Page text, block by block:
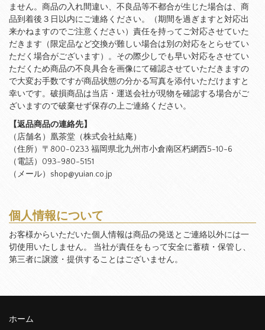
ません。商品の入れ間違い、不良品等不都合が生じた場合は、商
品到着後３日以内にご連絡ください。（期間を過ぎますと対応出
来かねますのでご注意ください）責任を持ってご対応させていた
だきます（限定品など交換が難しい場合は別の対応をとらせてい
ただく場合がございます）。その際少しでも早い対応をさせてい
ただくため商品の不良具合を画像にて確認させていただきますの
で大変お手数ですが商品状態の分かる写真を添付いただけますと
幸いです。破損商品は当店・運送会社が現物を確認する場合がご
ざいますので破棄せず保存の上ご連絡ください。
【返品商品の連絡先】
（店舗名）凰茶堂（株式会社結庵）
（住所）〒800-0233 福岡県北九州市小倉南区朽網西5-10-6
（電話）093-980-5151
（メール）shop@yuian.co.jp
個人情報について
お客様からいただいた個人情報は商品の発送とご連絡以外には一
切使用いたしません。 当社が責任をもって安全に蓄積・保管し、
第三者に譲渡・提供することはございません。
ホーム